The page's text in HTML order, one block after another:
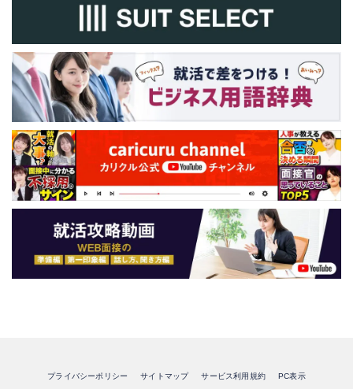
プライバシーポリシー サイトマップ サービス利用規約 PC表示